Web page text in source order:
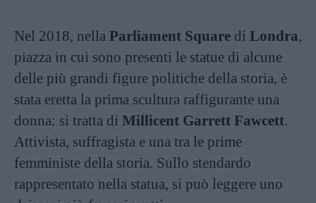
Nel 2018, nella Parliament Square di Londra,
piazza in cui sono presenti le statue di alcune
delle più grandi figure politiche della storia, è
stata eretta la prima scultura raffigurante una
donna: si tratta di Millicent Garrett Fawcett.
Attivista, suffragista e una tra le prime
femministe della storia. Sullo stendardo
rappresentato nella statua, si può leggere uno